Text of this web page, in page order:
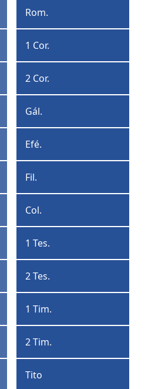
Romanos
Rom.
1
Coríntios
1 Cor.
2
Coríntios
2 Cor.
Gálatas
Gál.
Efésios
Efé.
Filipenses
Fil.
Colossenses
Col.
1
Tessalonicenses
1 Tes.
2
Tessalonicenses
2 Tes.
1
Timóteo
1 Tim.
2
Timóteo
2 Tim.
Tito
Tito